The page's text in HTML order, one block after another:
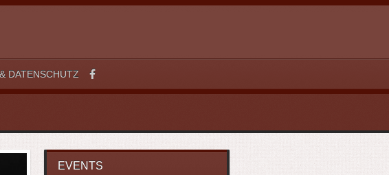
DATENSCHUTZ
EVENTS